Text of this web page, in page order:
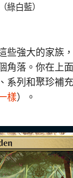
（綠白藍）
些強大的家族
角落。你在上
系列和聚珍補
樣）。